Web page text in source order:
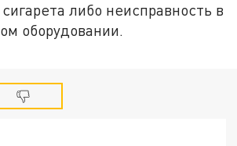
либо неисправность в
оборудовании.